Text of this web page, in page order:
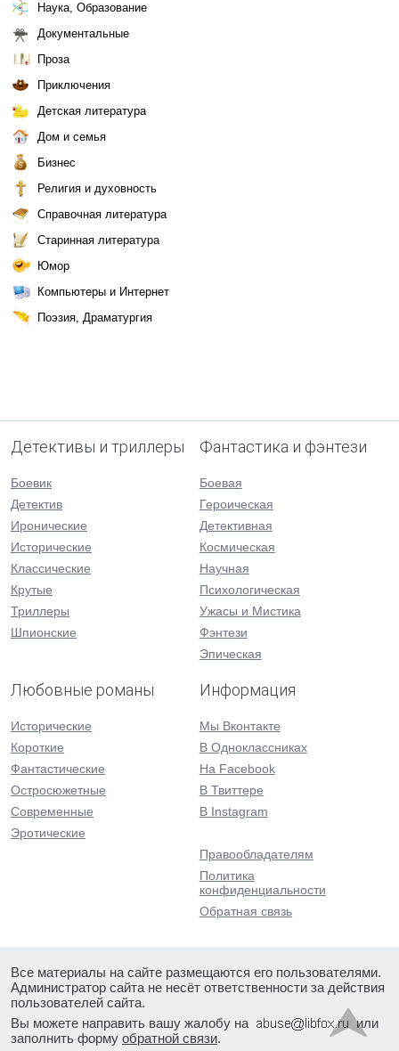
Наука, Образование
Документальные
Проза
Приключения
Детская литература
Дом и семья
Бизнес
Религия и духовность
Справочная литература
Старинная литература
Юмор
Компьютеры и Интернет
Поэзия, Драматургия
Детективы и триллеры
Боевик
Детектив
Иронические
Исторические
Классические
Крутые
Триллеры
Шпионские
Фантастика и фэнтези
Боевая
Героическая
Детективная
Космическая
Научная
Психологическая
Ужасы и Мистика
Фэнтези
Эпическая
Любовные романы
Исторические
Короткие
Фантастические
Остросюжетные
Современные
Эротические
Информация
Мы Вконтакте
В Одноклассниках
На Facebook
В Твиттере
В Instagram
Правообладателям
Политика
конфиденциальности
Обратная связь
Все материалы на сайте размещаются его пользователями.
Администратор сайта не несёт ответственности за действия
пользователей сайта.
Вы можете направить вашу жалобу на
или
заполнить форму обратной связи.